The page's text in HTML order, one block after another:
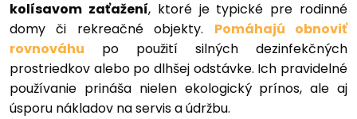
kolísavom zaťažení, ktoré je typické pre rodinné
domy či rekreačné objekty. Pomáhajú obnoviť
rovnováhu po použití silných dezinfekčných
prostriedkov alebo po dlhšej odstávke. Ich pravidelné
používanie prináša nielen ekologický prínos, ale aj
úsporu nákladov na servis a údržbu.